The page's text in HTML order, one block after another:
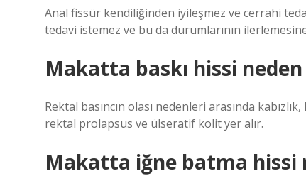
Anal fissür kendiliğinden iyileşmez ve cerrahi
tedavi istemez ve bu da durumlarının
Makatta baskı hissi
Rektal basıncın olası nedenleri arasında
rektal prolapsus ve ülseratif kolit yer alır.
Makatta iğne batma hissi